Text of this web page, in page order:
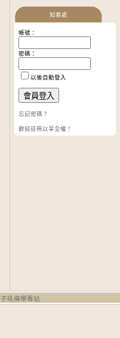
知客處
帳號：
密碼：
以後自動登入
忘記密碼？
歡迎註冊以享全權！
吼佛學專站